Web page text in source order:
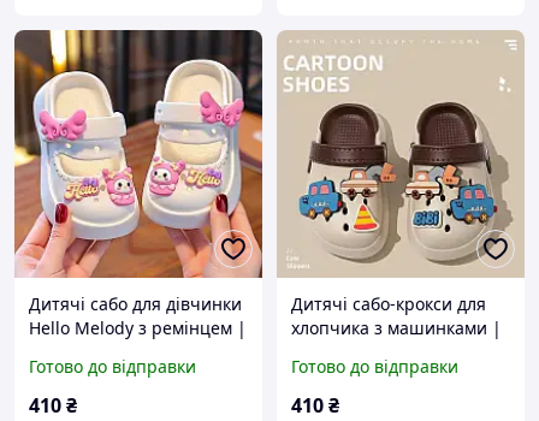
Дитячі сабо для дівчинки
Hello Melody з ремінцем |
Легкі EVA босоніжки для
садочка та прогулянок
Готово до відправки
410₴
Дитячі сабо-крокси для
хлопчика з машинками |
дитяче взуття для
садочка, пляжу та
Готово до відправки
410₴